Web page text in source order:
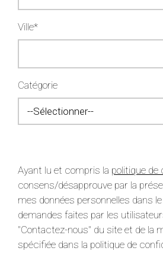
Ville*
Catégorie
Ayant lu et compris la politique de
consens/désapprouve par la
mes données personnelles dans
demandes faites par les
"Contactez-nous" du site et de la
spécifiée dans la politique de